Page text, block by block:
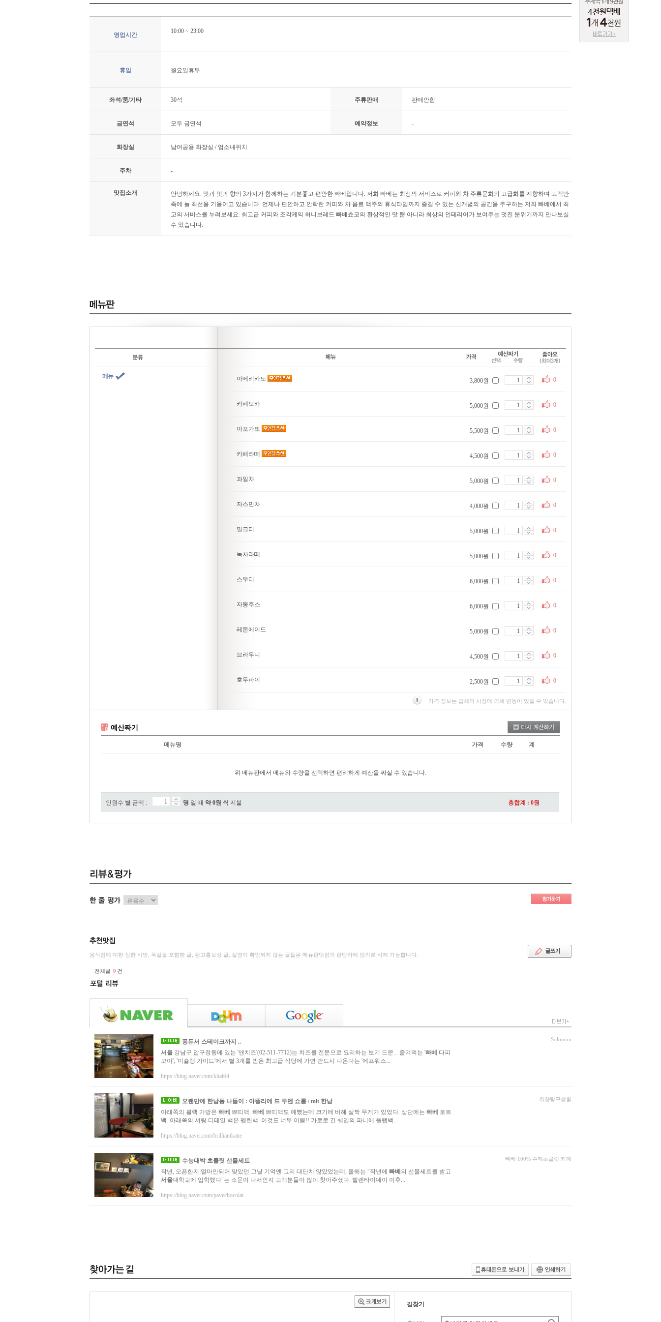
영업시간
10:00 ~ 23:00
휴일 월요일휴무
좌석/룸/기타 30석 주류판매 판매안함
금연석 모두 금연석 예약정보 -
화장실 남여공용 화장실 / 업소내위치
주차 -
맛집소개
안녕하세요. 맛과 멋과 향의 3가지가 함께하는 기분좋고 편안한 빠베입니다. 저희 빠베는 최상의 서비스로 커피와 차 주류문화의 고급화를 지향하며 고객만
족에 늘 최선을 기울이고 있습니다. 언제나 편안하고 안락한 커피와 차 음료 맥주의 휴식타임까지 즐길 수 있는 신개념의 공간을 추구하는 저희 빠베에서 최
고의 서비스를 누려보세요. 최고급 커피와 조각케익 허니브레드 빠베쵸코의 환상적인 맛 뿐 아니라 최상의 인테리어가 보여주는 멋진 분위기까지 만나보실
수 있습니다.
메뉴 아메리카노 3,800원 0
카페모카 5,000원 0
아포가또 5,500원 0
카페라떼 4,500원 0
과일차 5,000원 0
자스민차 4,000원 0
밀크티 5,000원 0
녹차라떼 5,000원 0
스무디 6,000원 0
자몽주스 6,000원 0
레몬에이드 5,000원 0
브라우니 4,500원 0
호두파이 2,500원 0
가격 정보는 업체의 사정에 의해 변동이 있을 수 있습니다.
예산짜기
메뉴명 가격 수량 계
위 메뉴판에서 메뉴와 수량을 선택하면 편리하게 예산을 짜실 수 있습니다.
인원수 별 금액 : 명 일 때 약0원 씩 지불 총합계 : 0원
음식점에 대한 심한 비방, 욕설을 포함한 글, 광고홍보성 글, 실명이 확인되지 않는 글들은 메뉴판닷컴의 판단하에 임의로 삭제 가능합니다.
전체글 0 건
퐁듀서 스테이크까지 ..
서울 강남구 압구정동에 있는 '앤치즈'(02-511-7712)는 치즈를 전문으로 요리하는 보기 드문... 즐겨먹는 '빠베
다피
모아', '미슐랭 가이드'에서 별 3개를 받은 최고급 식당에 가면 반드시 나온다는 '에프워스...
https://blog.naver.com/khai64
Solomon
오랜만에 한남동 나들이 : 아뜰리에 드 루멘 쇼룸 / mlt 한남
아래쪽의 블랙 가방은 빠베 쁘띠백. 빠베 쁘띠백도 예뻤는데 크기에 비해 살짝 무게가 있었다. 상단에는 빠베
토트
백. 아래쪽의 셔링 디테일 백은 펠린백. 이것도 너무 이쁨!! 가로로 긴 쉐입의 파니에 플랩백...
https://blog.naver.com/brilliantkatie
취향탐구생활
수능대박 초콜릿 선물세트
작년, 오픈한지 얼마안되어 맞았던 그날 기억엔 그리 대단치 않았었는데, 올해는 "작년에 빠베 의 선물세트를 받고
서울대학교에 입학했다"는 소문이 나서인지 고객분들이 많이 찾아주셨다. 발렌타이데이 이후...
https://blog.naver.com/pavechocolat
빠베 100% 수제초콜릿 카페
길찾기